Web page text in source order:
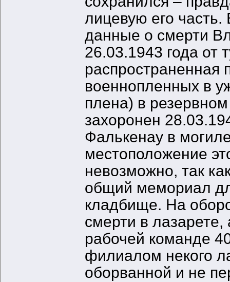
лицевую его часть.
данные о смерти
26.03.1943 года от
распространенная
военнопленных в
плена) в
захоронен
Фалькенау в
местоположение
невозможно, так
общий мемориал
кладбище. На
смерти в
рабочей команде
филиалом некого
оборванной и не